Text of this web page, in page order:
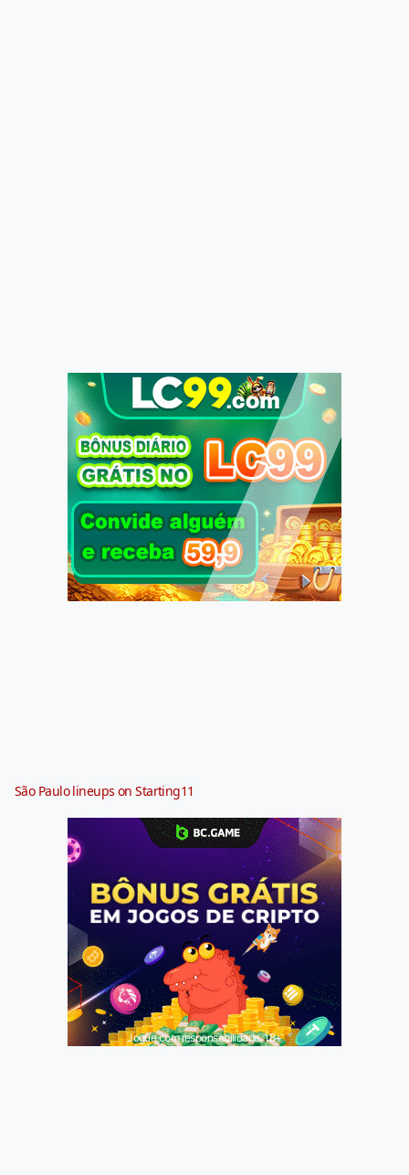
São Paulo lineups on Starting11
Jogue com responsabilidade. 18+